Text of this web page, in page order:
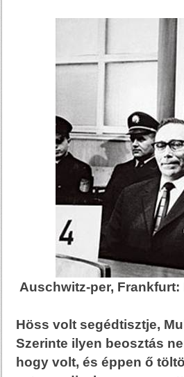
Auschwitz-per,
Höss volt segédtisztje,
Szerinte ilyen beosztás
hogy volt, és éppen ő